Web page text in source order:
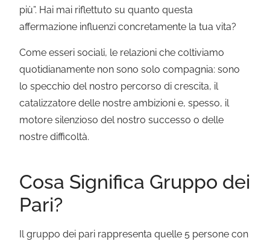
più”. Hai mai riflettuto su quanto questa
affermazione influenzi concretamente la tua vita?
Come esseri sociali, le relazioni che coltiviamo
quotidianamente non sono solo compagnia: sono
lo specchio del nostro percorso di crescita, il
catalizzatore delle nostre ambizioni e, spesso, il
motore silenzioso del nostro successo o delle
nostre difficoltà.
Cosa Significa Gruppo dei
Pari?
Il gruppo dei pari rappresenta quelle 5 persone con